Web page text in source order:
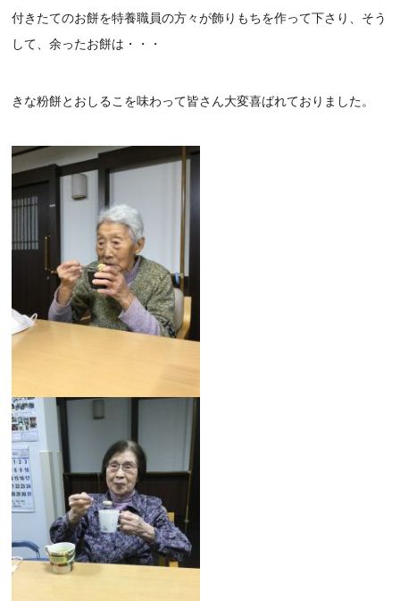
付きたてのお餅を特養職員の方々が飾りもちを作って下さり、そう
して、余ったお餅は・・・
きな粉餅とおしるこを味わって皆さん大変喜ばれておりました。